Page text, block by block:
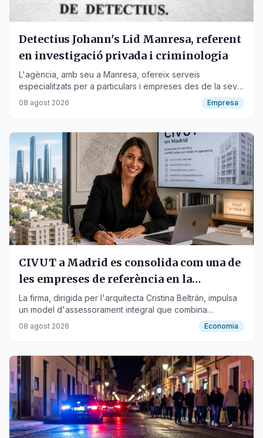
Detectius Johann's Lid Manresa, referent
en investigació privada i criminologia
L'agència, amb seu a Manresa, ofereix serveis
especialitzats per a particulars i empreses des de la seva
fundació el 1992.
08 agost 2026 Empresa
CIVUT a Madrid es consolida com una de
les empreses de referència en la
tramitació de llicències turístiques
La firma, dirigida per l'arquitecta Cristina Beltrán, impulsa
un model d'assessorament integral que combina
urbanisme, arquitectura i gestió administrativa per agilitzar
l'obtenció d'autoritzacions turístiques.
08 agost 2026 Economia